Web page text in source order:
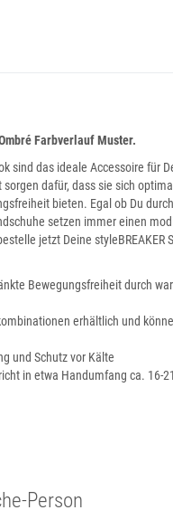
Farbverlauf Muster.
sind das ideale Accessoire für
dafür, dass sie sich
bieten. Egal ob Du
setzen immer einen
jetzt Deine styleBREAKER
Bewegungsfreiheit durch
erhältlich und
und Schutz vor Kälte
in etwa Handumfang ca. 16-
Person